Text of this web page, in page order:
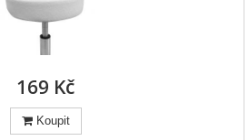
169 Kč
Koupit